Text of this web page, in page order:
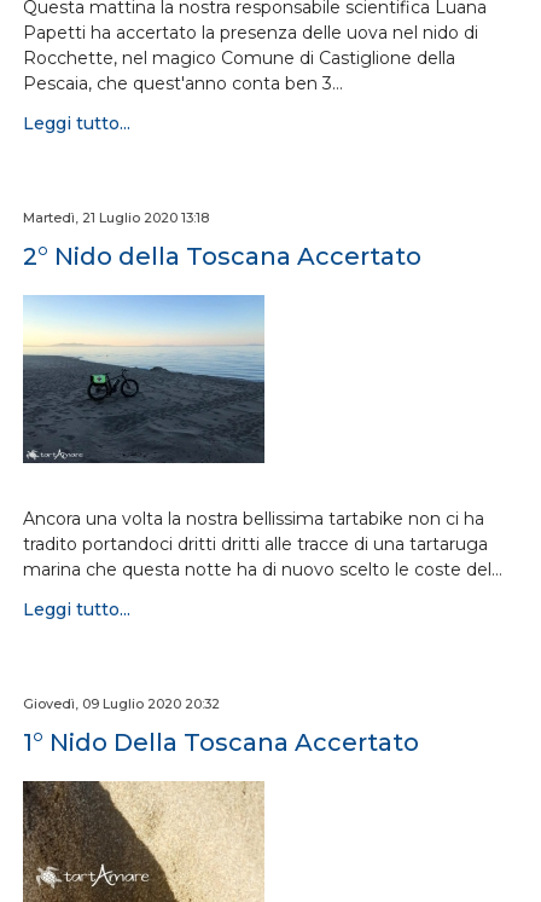
Questa mattina la nostra responsabile scientifica Luana
Papetti ha accertato la presenza delle uova nel nido di
Rocchette, nel magico Comune di Castiglione della
Pescaia, che quest'anno conta ben 3…
Leggi tutto...
Martedì, 21 Luglio 2020 13:18
2° Nido della Toscana Accertato
Ancora una volta la nostra bellissima tartabike non ci ha
tradito portandoci dritti dritti alle tracce di una tartaruga
marina che questa notte ha di nuovo scelto le coste del…
Leggi tutto...
Giovedì, 09 Luglio 2020 20:32
1° Nido Della Toscana Accertato